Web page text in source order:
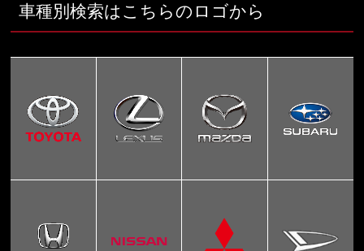
車種別検索はこちらのロゴから